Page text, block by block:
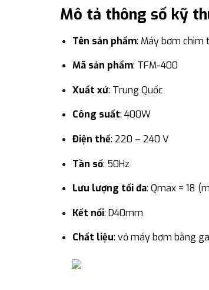
Mô tả thông số kỹ
Tên sản phẩm: Máy bơm chìm
Mã sản phẩm: TFM-400
Xuất xứ: Trung Quốc
Công suất: 400W
Điện thế: 220 – 240 V
Tần số: 50Hz
Lưu lượng tối đa: Qmax = 18
Kết nối: D40mm
Chất liệu: vỏ máy bơm bằng